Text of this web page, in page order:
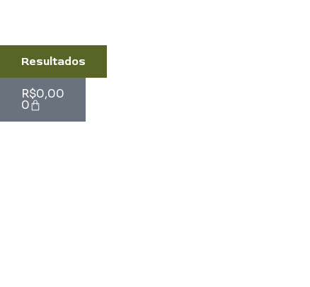
Resultados
R$0,00
0
Cart